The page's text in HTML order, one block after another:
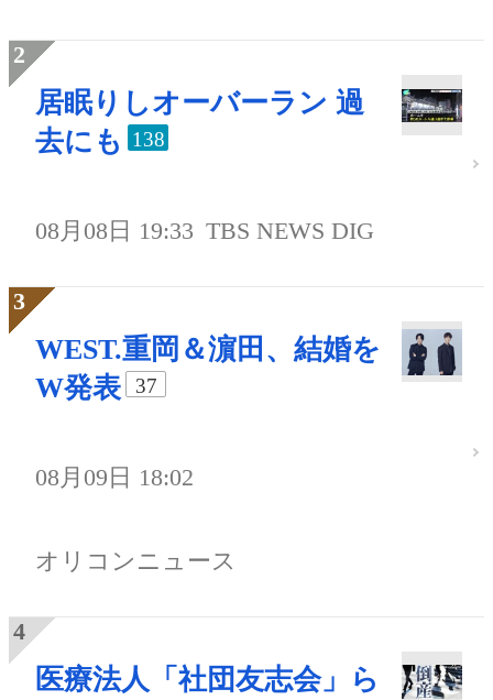
居眠りしオーバーラン 過
去にも
138
08月08日 19:33 TBS NEWS DIG
WEST.重岡＆濵田、結婚を
W発表
37
08月09日 18:02
オリコンニュース
医療法人「社団友志会」ら